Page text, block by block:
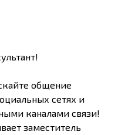
общение
сетях и
каналами связи!
заместитель